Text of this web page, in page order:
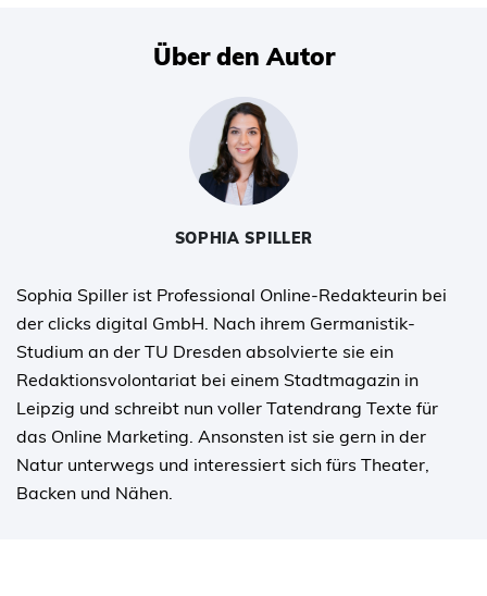
Über den Autor
SOPHIA SPILLER
Sophia Spiller ist Professional Online-Redakteurin bei
der clicks digital GmbH. Nach ihrem Germanistik-
Studium an der TU Dresden absolvierte sie ein
Redaktionsvolontariat bei einem Stadtmagazin in
Leipzig und schreibt nun voller Tatendrang Texte für
das Online Marketing. Ansonsten ist sie gern in der
Natur unterwegs und interessiert sich fürs Theater,
Backen und Nähen.